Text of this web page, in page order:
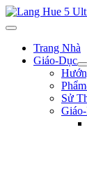
Trang Nhà
Giáo-Dục
Sử